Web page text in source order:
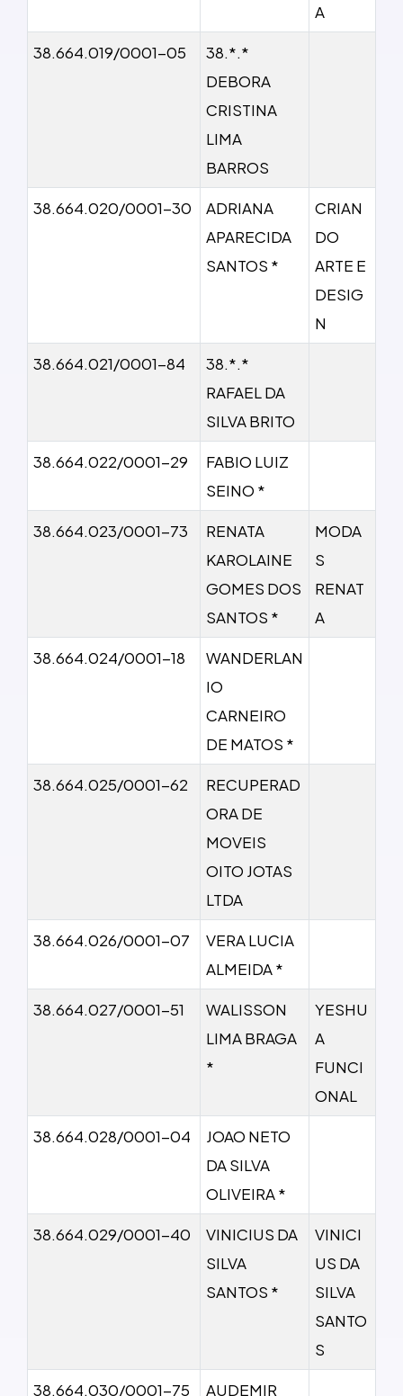
A
38.664.019/0001-05
38.*.*
DEBORA
CRISTINA
LIMA
BARROS
38.664.020/0001-30
ADRIANA
APARECIDA
SANTOS *
CRIAN
DO
ARTE E
DESIG
N
38.664.021/0001-84
38.*.*
RAFAEL DA
SILVA BRITO
38.664.022/0001-29
FABIO LUIZ
SEINO *
38.664.023/0001-73
RENATA
KAROLAINE
GOMES DOS
SANTOS *
MODA
S
RENAT
A
38.664.024/0001-18
WANDERLAN
IO
CARNEIRO
DE MATOS *
38.664.025/0001-62
RECUPERAD
ORA DE
MOVEIS
OITO JOTAS
LTDA
38.664.026/0001-07
VERA LUCIA
ALMEIDA *
38.664.027/0001-51
WALISSON
LIMA BRAGA
*
YESHU
A
FUNCI
ONAL
38.664.028/0001-04
JOAO NETO
DA SILVA
OLIVEIRA *
38.664.029/0001-40
VINICIUS DA
SILVA
SANTOS *
VINICI
US DA
SILVA
SANTO
S
38.664.030/0001-75 AUDEMIR